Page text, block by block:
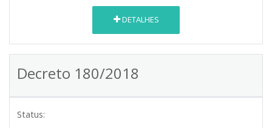
DETALHES
Decreto 180/2018
Status: